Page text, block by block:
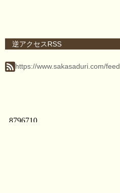
逆アクセスRSS
https://www.sakasaduri.com/feed